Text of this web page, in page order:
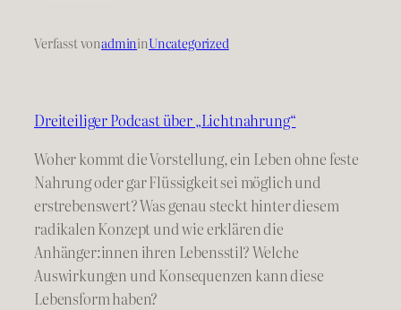
Verfasst vonadmininUncategorized
Dreiteiliger Podcast über „Lichtnahrung“
Woher kommt die Vorstellung, ein Leben ohne feste
Nahrung oder gar Flüssigkeit sei möglich und
erstrebenswert? Was genau steckt hinter diesem
radikalen Konzept und wie erklären die
Anhänger:innen ihren Lebensstil? Welche
Auswirkungen und Konsequenzen kann diese
Lebensform haben?